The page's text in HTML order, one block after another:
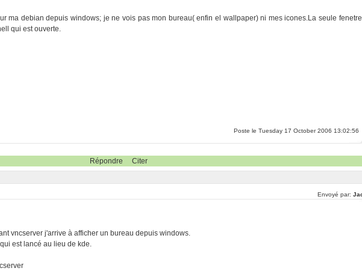
ma debian depuis windows; je ne vois pas mon bureau( enfin el wallpaper) ni mes icones.La seule fenetre
qui est ouverte.
Poste le Tuesday 17 October 2006 13:02:56
Répondre Citer
Envoyé par:
vncserver j'arrive à afficher un bureau depuis windows.
est lancé au lieu de kde.